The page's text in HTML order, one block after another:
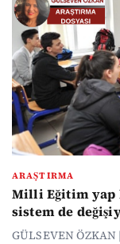
verdiğini ortaya
yapısal bir
ARAŞTIRMA
Milli Eğitim yap
sistem de
GÜLSEVEN